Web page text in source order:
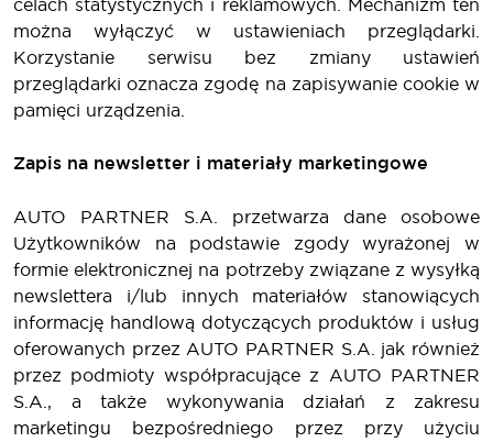
celach statystycznych i reklamowych. Mechanizm ten
można wyłączyć w ustawieniach przeglądarki.
Korzystanie serwisu bez zmiany ustawień
przeglądarki oznacza zgodę na zapisywanie cookie w
pamięci urządzenia.
Zapis na newsletter i materiały marketingowe
AUTO PARTNER S.A. przetwarza dane osobowe
Użytkowników na podstawie zgody wyrażonej w
formie elektronicznej na potrzeby związane z wysyłką
newslettera i/lub innych materiałów stanowiących
informację handlową dotyczących produktów i usług
oferowanych przez AUTO PARTNER S.A. jak również
przez podmioty współpracujące z AUTO PARTNER
S.A., a także wykonywania działań z zakresu
marketingu bezpośredniego przez przy użyciu